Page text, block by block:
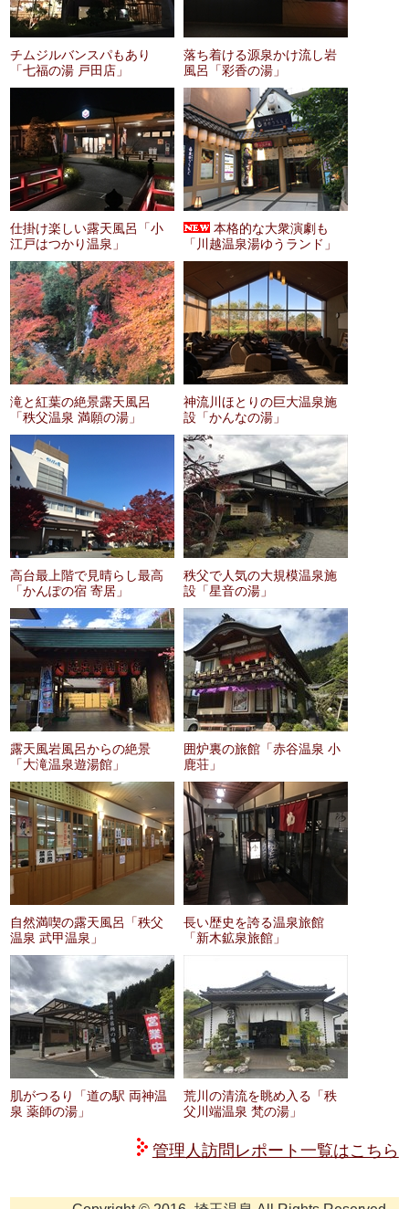
チムジルバンスパもあり
「七福の湯 戸田店」
落ち着ける源泉かけ流し岩
風呂「彩香の湯」
仕掛け楽しい露天風呂「小
江戸はつかり温泉」
本格的な大衆演劇も
「川越温泉湯ゆうランド」
滝と紅葉の絶景露天風呂
「秩父温泉 満願の湯」
神流川ほとりの巨大温泉施
設「かんなの湯」
高台最上階で見晴らし最高
「かんぽの宿 寄居」
秩父で人気の大規模温泉施
設「星音の湯」
露天風岩風呂からの絶景
「大滝温泉遊湯館」
囲炉裏の旅館「赤谷温泉 小
鹿荘」
自然満喫の露天風呂「秩父
温泉 武甲温泉」
長い歴史を誇る温泉旅館
「新木鉱泉旅館」
肌がつるり「道の駅 両神温
泉 薬師の湯」
荒川の清流を眺め入る「秩
父川端温泉 梵の湯」
管理人訪問レポート一覧はこちら